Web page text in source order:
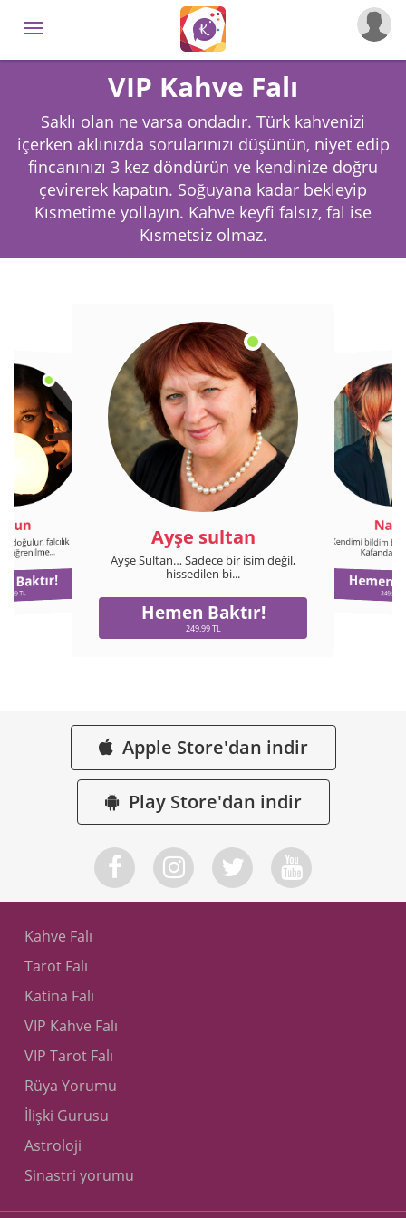
VIP Kahve Falı
Saklı olan ne varsa ondadır. Türk kahvenizi
içerken aklınızda sorularınızı düşünün, niyet edip
fincanınızı 3 kez döndürün ve kendinize doğru
çevirerek kapatın. Soğuyana kadar bekleyip
Kısmetime yollayın. Kahve keyfi falsız, fal ise
Kısmetsiz olmaz.
doğulur, falcılık
öğrenilme...
Baktır!
249.99 TL
Ayşe sultan
Ayşe Sultan… Sadece bir isim değil,
hissedilen bi...
Hemen Baktır!
249.99 TL
Kendimi bildim
Kafandaki
Hemen
249.99 TL
Apple Store'dan indir
Play Store'dan indir
Kahve Falı
Tarot Falı
Katina Falı
VIP Kahve Falı
VIP Tarot Falı
Rüya Yorumu
İlişki Gurusu
Astroloji
Sinastri yorumu